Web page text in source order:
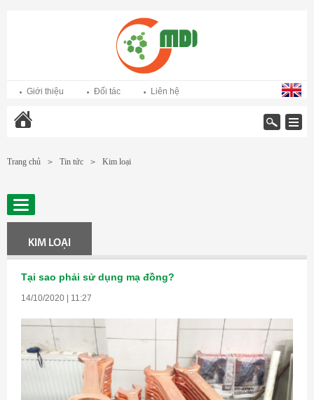
Giới thiệu Đối tác Liên hệ
Trang chủ > Tin tức > Kim loại
KIM LOẠI
Tại sao phải sử dụng mạ đồng?
14/10/2020 | 11:27